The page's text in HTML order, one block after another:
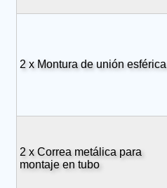
2 x Montura de unión esférica
2 x Correa metálica para
montaje en tubo